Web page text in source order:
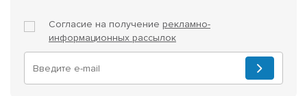
Согласие на получение рекламно-
информационных рассылок